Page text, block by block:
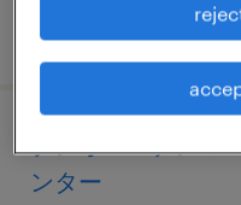
posted 28 october 2025
テレオペ・テレマ
ンター